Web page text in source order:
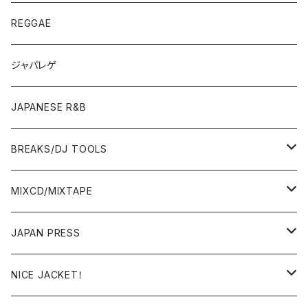
JAPANESE
OTHERS
7"/12"
JAPANESE
OTHERS
REGGAE
ジャパレゲ
JAPANESE R&B
BREAKS/DJ TOOLS
BREAKS/MEGAMIX/CUT UP
RE-EDIT/DJ TOOLS
MIXCD/MIXTAPE
MIXCD
日本語ラップ
MIXTAPE
JAPAN PRESS
LP(+ OBI)
NICE JACKET！